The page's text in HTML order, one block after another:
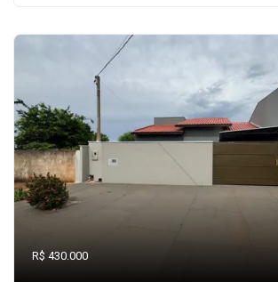
R$ 430.000